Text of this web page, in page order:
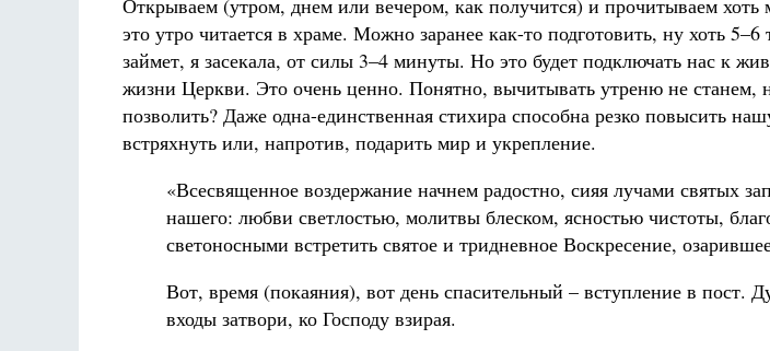
Открываем (утром, днем или вечером, как получится) и прочитываем хоть
это утро читается в храме. Можно заранее как-то подготовить, ну хоть
займет, я засекала, от силы 3–4 минуты. Но это будет подключать нас к
жизни Церкви. Это очень ценно. Понятно, вычитывать утреню не станем,
позволить? Даже одна-единственная стихира способна резко повысить
встряхнуть или, напротив, подарить мир и укрепление.
«Всесвященное воздержание начнем радостно, сияя лучами святых
нашего: любви светлостью, молитвы блеском, ясностью чистоты,
светоносными встретить святое и тридневное Воскресение,
Вот, время (покаяния), вот день спасительный – вступление в пост.
входы затвори, ко Господу взирая.